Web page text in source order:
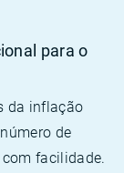
para o
da inflação
de
facilidade.